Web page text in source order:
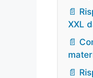
📄
XXL
📄
📄